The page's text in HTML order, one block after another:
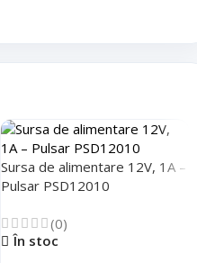
Sursa de alimentare 12V, 1A –
Pulsar PSD12010
(0)
În stoc